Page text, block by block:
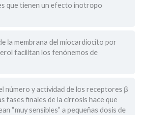
que tienen un efecto inotropo
la membrana del miocardiocito por
facilitan los fenónemos de
número y actividad de los receptores β
fases finales de la cirrosis hace que
“muy sensibles” a pequeñas dosis de